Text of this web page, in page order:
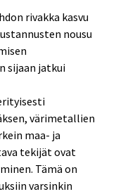
rivakka kasvu
nousu
sijaan jatkui
värimetallien
maa- ja
tekijät ovat
Tämä on
varsinkin